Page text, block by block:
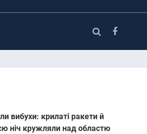
вибухи: крилаті ракети й
ніч кружляли над областю